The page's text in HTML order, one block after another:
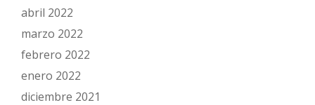
abril 2022
marzo 2022
febrero 2022
enero 2022
diciembre 2021